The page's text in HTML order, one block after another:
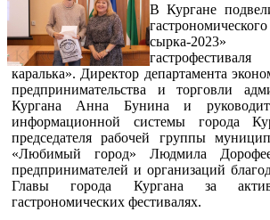
В Кургане
сырка-
каралька». Директор департамента
предпринимательства и торговли
Кургана Анна Бунина и
информационной системы города
председателя рабочей группы
«Любимый город» Людмила
предпринимателей и организаций
Главы города Кургана за
гастрономических фестивалях.